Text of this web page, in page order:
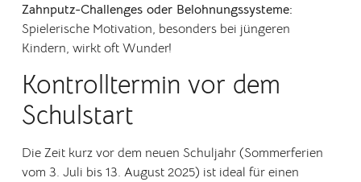
Zahnputz-Challenges oder Belohnungssysteme:
Spielerische Motivation, besonders bei jüngeren
Kindern, wirkt oft Wunder!
Kontrolltermin vor dem
Schulstart
Die Zeit kurz vor dem neuen Schuljahr (Sommerferien
vom 3. Juli bis 13. August 2025) ist ideal für einen